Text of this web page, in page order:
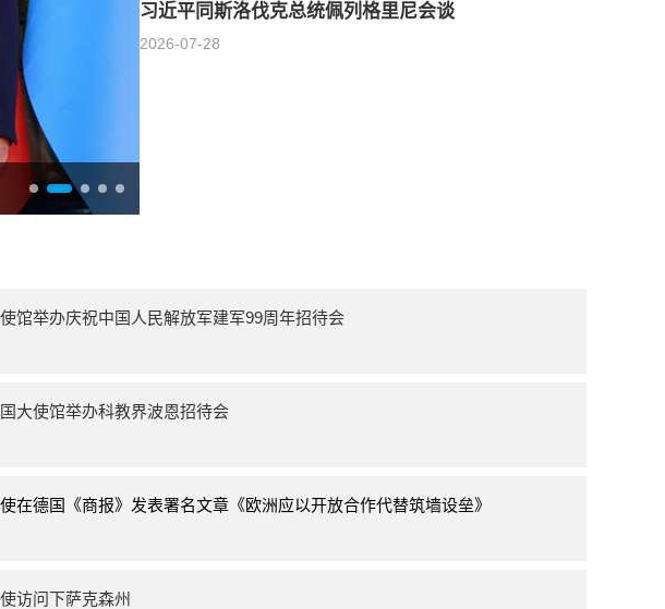
习近平同斯洛伐克总统佩列格里尼会谈
2026-07-28
馆举办庆祝中国人民解放军建军99周年招待会
大使馆举办科教界波恩招待会
在德国《商报》发表署名文章《欧洲应以开放合作代替筑墙设垒》
访问下萨克森州